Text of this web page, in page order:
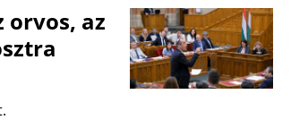
orvos, az